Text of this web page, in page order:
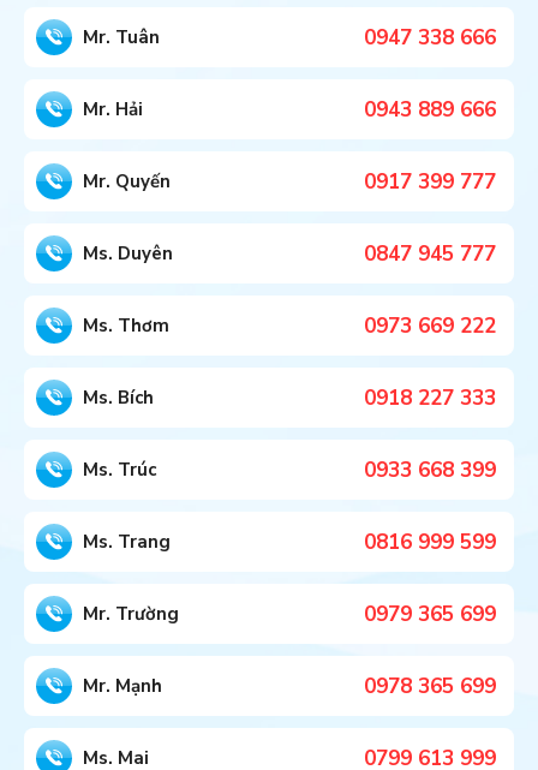
Mr. Tuân 0947 338 666
Mr. Hải 0943 889 666
Mr. Quyến 0917 399 777
Ms. Duyên 0847 945 777
Ms. Thơm 0973 669 222
Ms. Bích 0918 227 333
Ms. Trúc 0933 668 399
Ms. Trang 0816 999 599
Mr. Trường 0979 365 699
Mr. Mạnh 0978 365 699
Ms. Mai 0799 613 999